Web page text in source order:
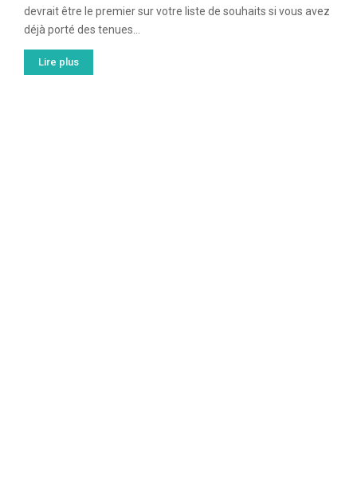
devrait être le premier sur votre liste de souhaits si vous avez
déjà porté des tenues...
Lire plus